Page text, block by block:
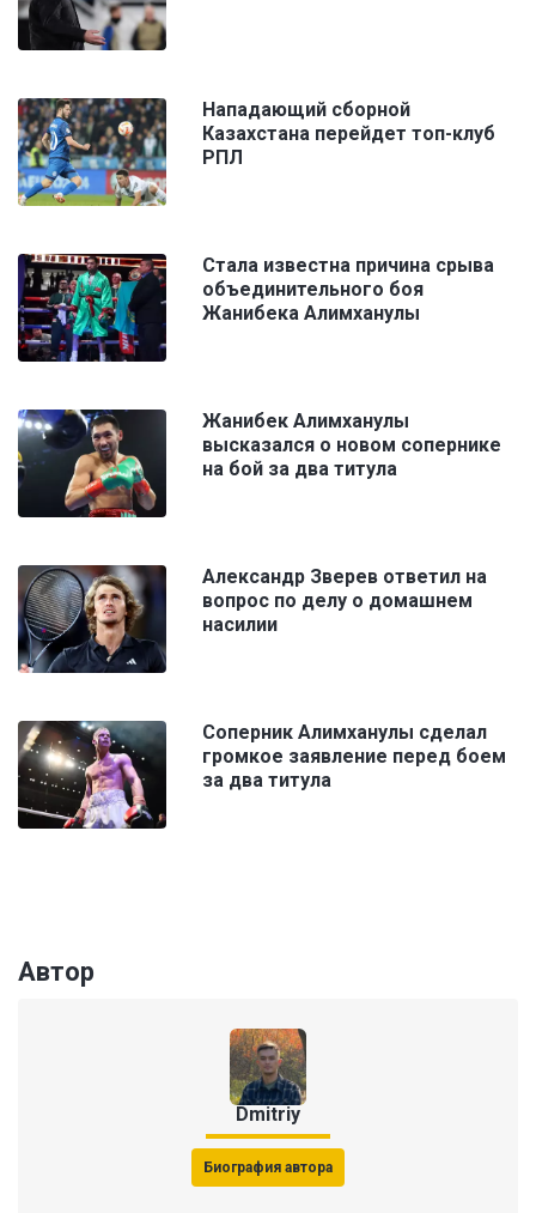
Нападающий сборной
Казахстана перейдет топ-клуб
РПЛ
Стала известна причина срыва
объединительного боя
Жанибека Алимханулы
Жанибек Алимханулы
высказался о новом сопернике
на бой за два титула
Александр Зверев ответил на
вопрос по делу о домашнем
насилии
Соперник Алимханулы сделал
громкое заявление перед боем
за два титула
Автор
Dmitriy
Биография автора